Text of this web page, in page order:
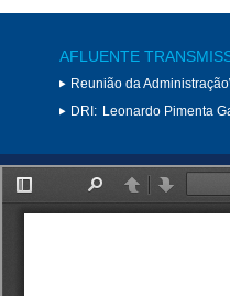
AFLUENTE
Reunião da
DRI: Leonardo Pimenta